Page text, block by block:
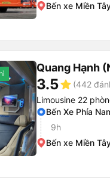
Bến xe Miền
Quang Hạnh
3.5star (442
Limousine 22
Bến Xe Phía
9h
Bến xe Miền